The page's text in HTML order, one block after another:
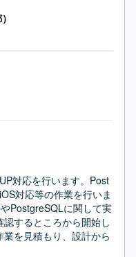
対応を行います。Post
対応等の作業を行いま
PostgreSQLに関して実
するところから開始し
を見積もり、設計から